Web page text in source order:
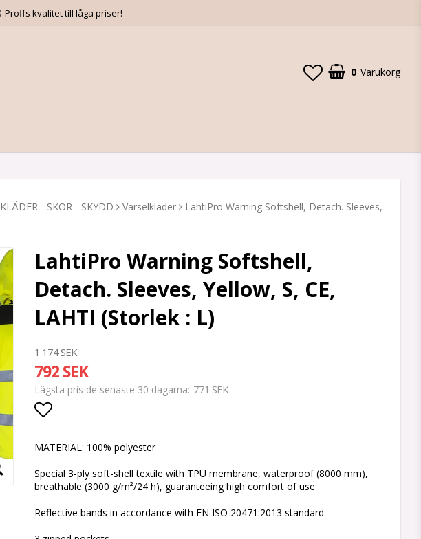
Proffs kvalitet till låga priser!
0 Varukorg
KLÄDER - SKOR - SKYDD Varselkläder
LahtiPro Warning Softshell, Detach. Sleeves,
LahtiPro Warning Softshell,
Detach. Sleeves, Yellow, S, CE,
LAHTI (Storlek : L)
1 174 SEK
792 SEK
Lägsta pris de senaste 30 dagarna 771 SEK
MATERIAL: 100% polyester
Special 3-ply soft-shell textile with TPU membrane, waterproof (8000 mm),
breathable (3000 g/m²/24 h), guaranteeing high comfort of use
Reflective bands in accordance with EN ISO 20471:2013 standard